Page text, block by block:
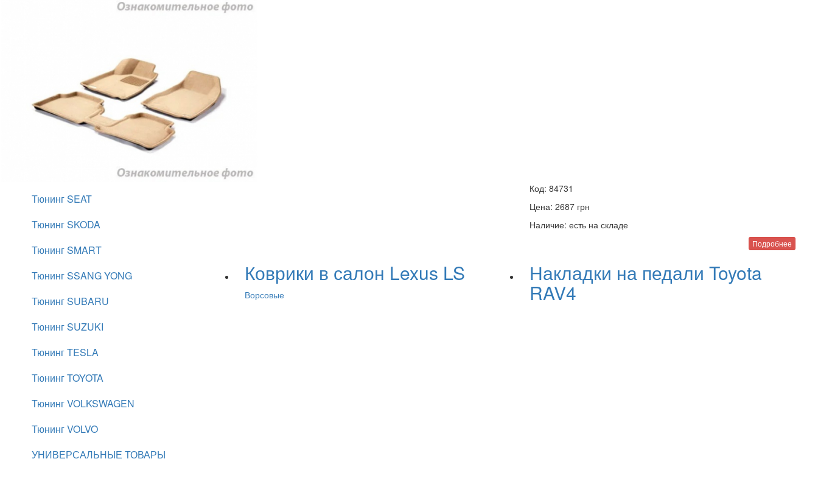
Тюнинг PEUGEOT
Тюнинг PORSCHE
Тюнинг RANGE ROVER
Тюнинг SEAT
Тюнинг SKODA
Тюнинг SMART
Тюнинг SSANG YONG
Тюнинг SUBARU
Тюнинг SUZUKI
Тюнинг TESLA
Тюнинг TOYOTA
Тюнинг VOLKSWAGEN
Тюнинг VOLVO
УНИВЕРСАЛЬНЫЕ ТОВАРЫ
Код: 84731
Цена: 2687 грн
Наличие: есть на складе
Подробнее
Коврики в салон Lexus LS
Ворсовые
Накладки на педали Toyota
RAV4